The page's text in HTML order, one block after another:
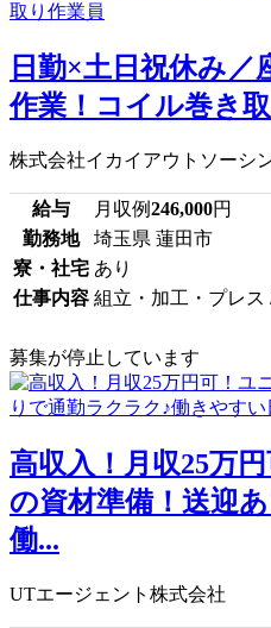
日勤×土日祝休み
作業！コイル巻き
株式会社イカイアウトソーシ
給与 月収例246,000円
勤務地
埼玉県 蓮田市
寮・社宅 あり
仕事内容 組立・加工・プレス
募集が停止しています
高収入！月収25万
の資材準備！送迎
働...
UTエージェント株式会社